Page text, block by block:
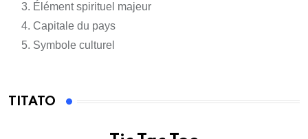
Élément spirituel majeur
Capitale du pays
Symbole culturel
TITATO